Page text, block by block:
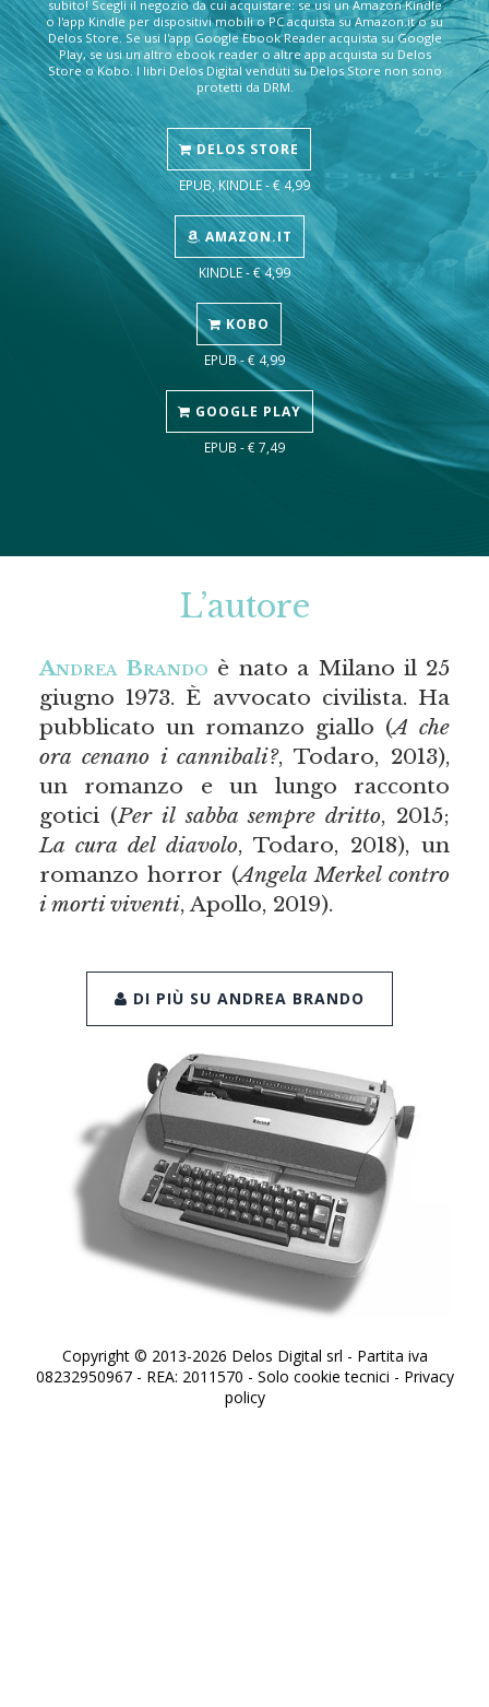
subito! Scegli il negozio da cui acquistare: se usi un Amazon Kindle
o l'app Kindle per dispositivi mobili o PC acquista su Amazon.it o su
Delos Store. Se usi l'app Google Ebook Reader acquista su Google
Play, se usi un altro ebook reader o altre app acquista su Delos
Store o Kobo. I libri Delos Digital venduti su Delos Store non sono
protetti da DRM.
DELOS STORE
EPUB, KINDLE - € 4,99
AMAZON.IT
KINDLE - € 4,99
KOBO
EPUB - € 4,99
GOOGLE PLAY
EPUB - € 7,49
L’autore
Andrea Brando è nato a Milano il 25
giugno 1973. È avvocato civilista. Ha
pubblicato un romanzo giallo (A che
ora cenano i cannibali?, Todaro, 2013),
un romanzo e un lungo racconto
gotici (Per il sabba sempre dritto, 2015;
La cura del diavolo, Todaro, 2018), un
romanzo horror (Angela Merkel contro
i morti viventi, Apollo, 2019).
DI PIÙ SU ANDREA BRANDO
Copyright © 2013-2026 Delos Digital srl - Partita iva
08232950967 - REA: 2011570 - Solo cookie tecnici - Privacy
policy